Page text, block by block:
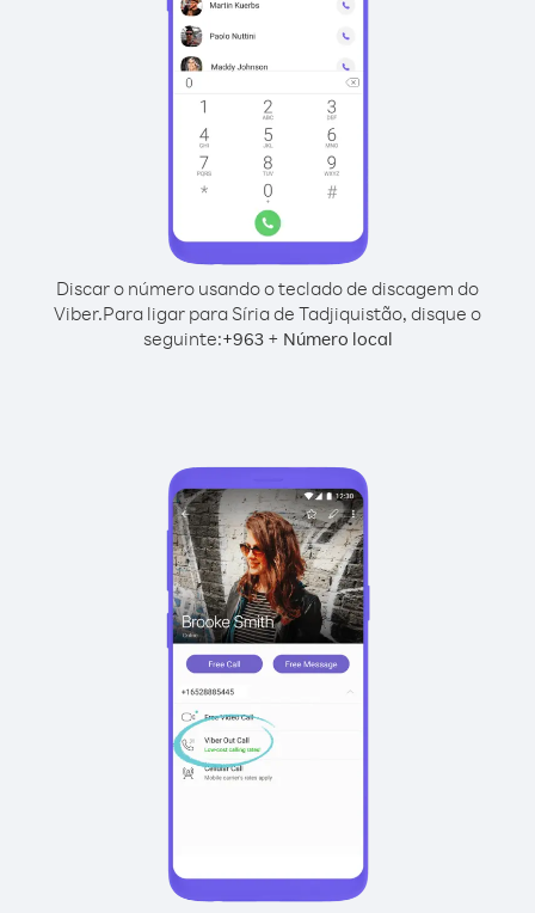
Discar o número usando o teclado de discagem do
Viber.Para ligar para Síria de Tadjiquistão, disque o
seguinte:+963+ Número local